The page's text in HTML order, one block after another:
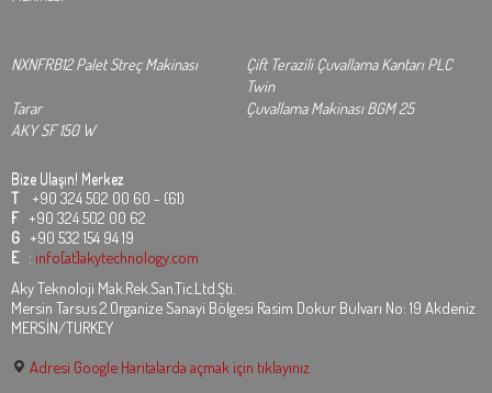
NXNFRB12 Palet Streç Makinası
Çift Terazili Çuvallama Kantarı PLC
Twin
Tarar
Çuvallama Makinası BGM 25
AKY SF 150 W
Bize Ulaşın! Merkez
T +90 324 502 00 60 - (61)
F +90 324 502 00 62
G +90 532 154 94 19
E : info[at]akytechnology.com
Aky Teknoloji Mak.Rek.San.Tic.Ltd.Şti.
Mersin Tarsus 2.Organize Sanayi Bölgesi Rasim Dokur Bulvarı No: 19 Akdeniz
MERSİN/TURKEY
Adresi Google Haritalarda açmak için tıklayınız